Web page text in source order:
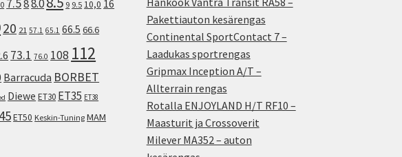
7.588.0 9 9.5 10,0 16
20 21 57.1 65.1 66.5 66.6
73.1 76.0 108 112
Barracuda BORBET
Diewe ET30 ET35 ET38
ET50 Keskin-Tuning MAM
Pakettiauton kesärengas
Continental SportContact 7 –
Laadukas sportrengas
Gripmax Inception A/T –
Allterrain rengas
Rotalla ENJOYLAND H/T RF10 –
Maasturit ja Crossoverit
Milever MA352 – auton